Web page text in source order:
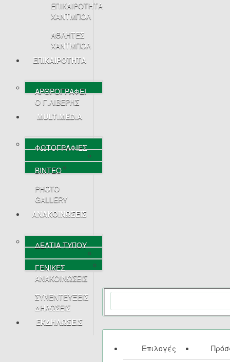
ΕΠΙΚΑΙΡΟΤΗΤΑ
ΧΑΝΤΜΠΟΛ
ΑΘΛΗΤΕΣ
ΧΑΝΤΜΠΟΛ
ΕΠΙΚΑΙΡΟΤΗΤΑ
ΑΡΘΡΟΓΡΑΦΕΙ
Ο Γ.ΛΙΒΕΡΗΣ
MULTIMEDIA
ΦΩΤΟΓΡΑΦΙΕΣ
ΒΙΝΤΕΟ
PHOTO
GALLERY
ΑΝΑΚΟΙΝΩΣΕΙΣ
ΔΕΛΤΙΑ ΤΥΠΟΥ
ΓΕΝΙΚΕΣ
ΑΝΑΚΟΙΝΩΣΕΙΣ
ΣΥΝΕΝΤΕΥΞΕΙΣ
ΔΗΛΩΣΕΙΣ
ΕΚΔΗΛΩΣΕΙΣ
Επιλογές